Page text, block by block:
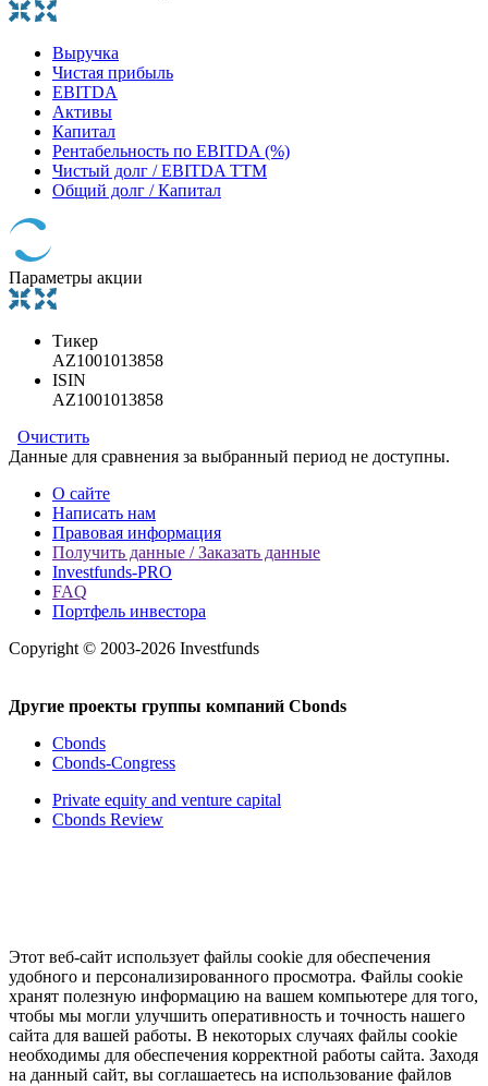
Выручка
Чистая прибыль
EBITDA
Активы
Капитал
Рентабельность по EBITDA (%)
Чистый долг / EBITDA TTM
Общий долг / Капитал
Параметры акции
Тикер
AZ1001013858
ISIN
AZ1001013858
Очистить
Данные для сравнения за выбранный период не доступны.
О сайте
Написать нам
Правовая информация
Получить данные / Заказать данные
Investfunds-PRO
FAQ
Портфель инвестора
Copyright © 2003-2026 Investfunds
Другие проекты группы компаний Cbonds
Cbonds
Cbonds-Congress
Private equity and venture capital
Cbonds Review
Этот веб-сайт использует файлы cookie для обеспечения
удобного и персонализированного просмотра. Файлы cookie
хранят полезную информацию на вашем компьютере для того,
чтобы мы могли улучшить оперативность и точность нашего
сайта для вашей работы. В некоторых случаях файлы cookie
необходимы для обеспечения корректной работы сайта. Заходя
на данный сайт, вы соглашаетесь на использование файлов